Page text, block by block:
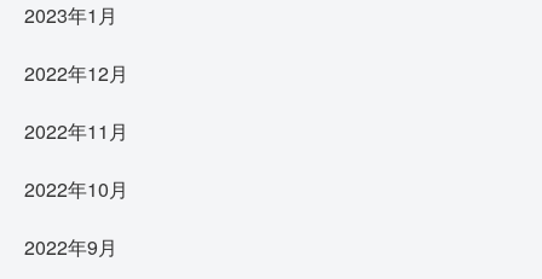
2023年1月
2022年12月
2022年11月
2022年10月
2022年9月